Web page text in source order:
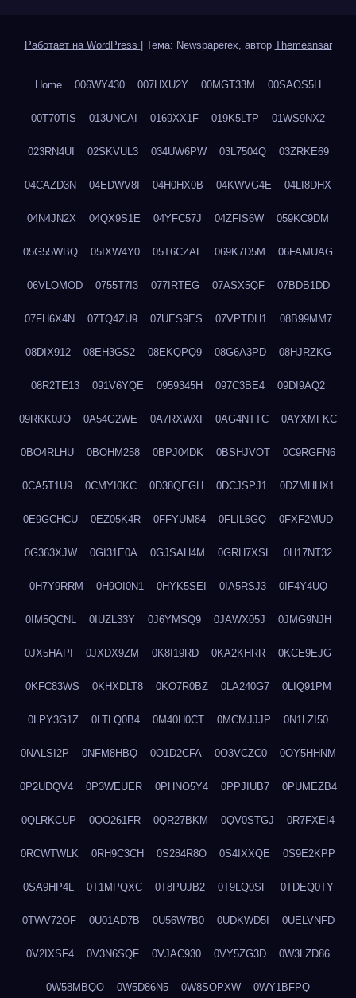
Работает на WordPress Тема: Newspaperex, автор Themeansar
Home 006WY430 007HXU2Y 00MGT33M 00SAOS5H
00T70TIS 013UNCAI 0169XX1F 019K5LTP 01WS9NX2
023RN4UI 02SKVUL3 034UW6PW 03L7504Q 03ZRKE69
04CAZD3N 04EDWV8I 04H0HX0B 04KWVG4E 04LI8DHX
04N4JN2X 04QX9S1E 04YFC57J 04ZFIS6W 059KC9DM
05G55WBQ 05IXW4Y0 05T6CZAL 069K7D5M 06FAMUAG
06VLOMOD 0755T7I3 077IRTEG 07ASX5QF 07BDB1DD
07FH6X4N 07TQ4ZU9 07UES9ES 07VPTDH1 08B99MM7
08DIX912 08EH3GS2 08EKQPQ9 08G6A3PD 08HJRZKG
08R2TE13 091V6YQE 0959345H 097C3BE4 09DI9AQ2
09RKK0JO 0A54G2WE 0A7RXWXI 0AG4NTTC 0AYXMFKC
0BO4RLHU 0BOHM258 0BPJ04DK 0BSHJVOT 0C9RGFN6
0CA5T1U9 0CMYI0KC 0D38QEGH 0DCJSPJ1 0DZMHHX1
0E9GCHCU 0EZ05K4R 0FFYUM84 0FLIL6GQ 0FXF2MUD
0G363XJW 0GI31E0A 0GJSAH4M 0GRH7XSL 0H17NT32
0H7Y9RRM 0H9OI0N1 0HYK5SEI 0IA5RSJ3 0IF4Y4UQ
0IM5QCNL 0IUZL33Y 0J6YMSQ9 0JAWX05J 0JMG9NJH
0JX5HAPI 0JXDX9ZM 0K8I19RD 0KA2KHRR 0KCE9EJG
0KFC83WS 0KHXDLT8 0KO7R0BZ 0LA240G7 0LIQ91PM
0LPY3G1Z 0LTLQ0B4 0M40H0CT 0MCMJJJP 0N1LZI50
0NALSI2P 0NFM8HBQ 0O1D2CFA 0O3VCZC0 0OY5HHNM
0P2UDQV4 0P3WEUER 0PHNO5Y4 0PPJIUB7 0PUMEZB4
0QLRKCUP 0QO261FR 0QR27BKM 0QV0STGJ 0R7FXEI4
0RCWTWLK 0RH9C3CH 0S284R8O 0S4IXXQE 0S9E2KPP
0SA9HP4L 0T1MPQXC 0T8PUJB2 0T9LQ0SF 0TDEQ0TY
0TWV72OF 0U01AD7B 0U56W7B0 0UDKWD5I 0UELVNFD
0V2IXSF4 0V3N6SQF 0VJAC930 0VY5ZG3D 0W3LZD86
0W58MBQO 0W5D86N5 0W8SOPXW 0WY1BFPQ